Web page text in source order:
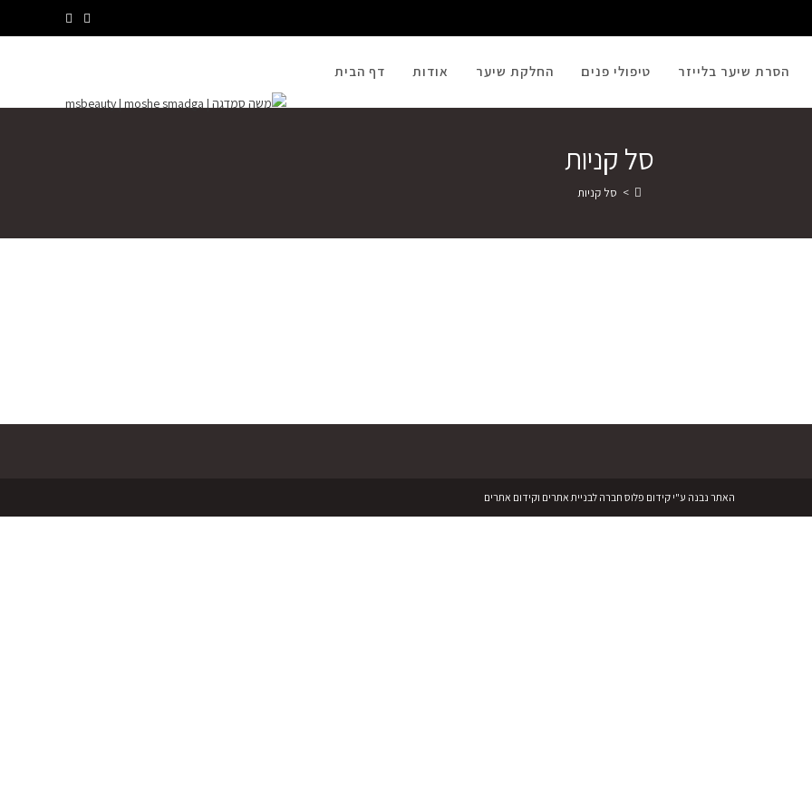
דף הבית אודות החלקת שיער טיפולי פנים הסרת שיער בלייזר
סל קניות
> סל קניות
האתר נבנה ע"י קידום פלוס חברה לבניית אתרים וקידום אתרים